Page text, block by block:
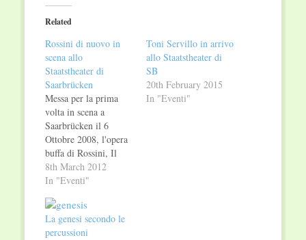
(Opens
in
new
Related
Rossini di nuovo in
scena allo
Staatstheater di
Saarbrücken
Messa per la prima
volta in scena a
Saarbrücken il 6
Ottobre 2008, l'opera
buffa di Rossini, Il
Barbiere di Siviglia, è
stata ripresa nel
2011/2012 dello
Staatstheater con ben
4 appuntamenti. La
8th March 2012
In "Eventi"
Toni Servillo in arrivo
allo Staatstheater di
SB
20th February 2015
In "Eventi"
La genesi secondo le
percussioni